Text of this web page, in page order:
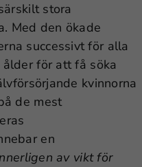
stora
Med den ökade
successivt för alla
för att få söka
kvinnorna
de mest
en
av vikt för